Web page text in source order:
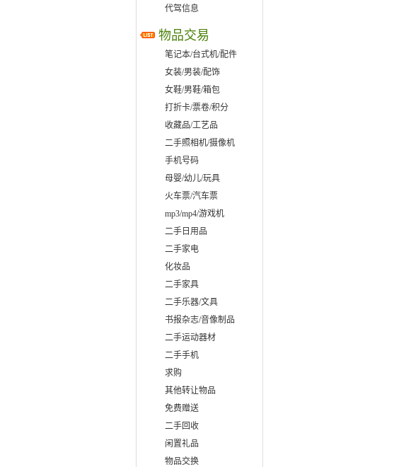
代驾信息
物品交易
笔记本/台式机/配件
女装/男装/配饰
女鞋/男鞋/箱包
打折卡/票卷/积分
收藏品/工艺品
二手照相机/摄像机
手机号码
母婴/幼儿/玩具
火车票/汽车票
mp3/mp4/游戏机
二手日用品
二手家电
化妆品
二手家具
二手乐器/文具
书报杂志/音像制品
二手运动器材
二手手机
求购
其他转让物品
免费赠送
二手回收
闲置礼品
物品交换